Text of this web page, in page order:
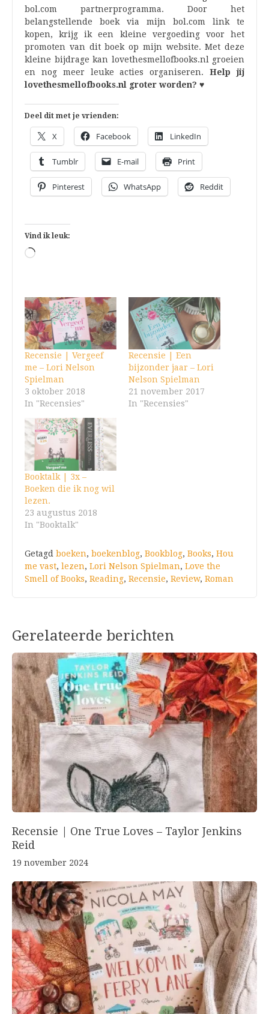
bol.com partnerprogramma. Door het
belangstellende boek via mijn bol.com link te
kopen, krijg ik een kleine vergoeding voor het
promoten van dit boek op mijn website. Met deze
kleine bijdrage kan lovethesmellofbooks.nl groeien
en nog meer leuke acties organiseren.Help jij
lovethesmellofbooks.nl groter worden? ♥
Deel dit met je vrienden:
X Facebook LinkedIn
Tumblr E-mail Print
Pinterest WhatsApp Reddit
Vind ik leuk:
Aan
Recensie | Vergeef
me – Lori Nelson
Spielman
3 oktober 2018
In "Recensies"
Recensie | Een
bijzonder jaar – Lori
Nelson Spielman
21 november 2017
In "Recensies"
Booktalk | 3x –
Boeken die ik nog wil
lezen.
23 augustus 2018
In "Booktalk"
Getagd boeken, boekenblog, Bookblog, Books, Hou
me vast, lezen, Lori Nelson Spielman, Love the
Smell of Books, Reading, Recensie, Review, Roman
Gerelateerde berichten
Recensie | One True Loves – Taylor Jenkins
Reid
19 november 2024